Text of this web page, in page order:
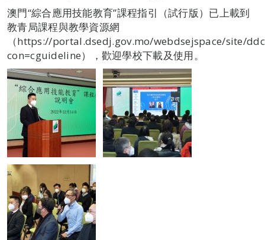
澳門“綜合應用技能教育”課程指引（試行版）已上載到
教青局課程與教學資源網
（https://portal.dsedj.gov.mo/webdsejspace/site/
con=cguideline），歡迎學校下載及使用。